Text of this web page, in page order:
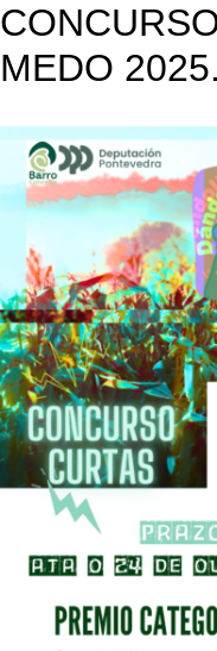
MEDO